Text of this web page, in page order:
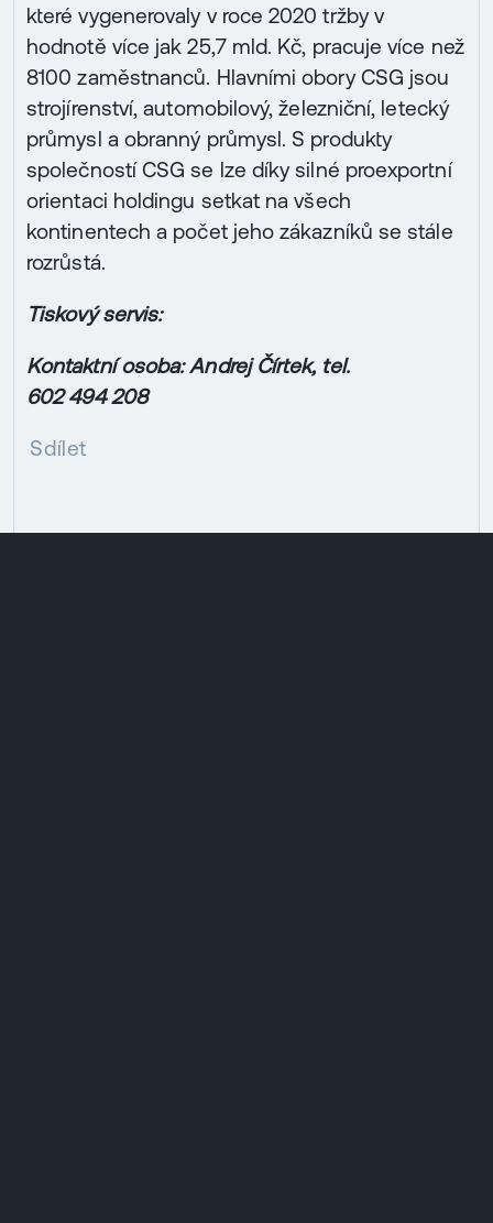
které vygenerovaly v roce 2020 tržby v
hodnotě více jak 25,7 mld. Kč, pracuje více než
8100 zaměstnanců. Hlavními obory CSG jsou
strojírenství, automobilový, železniční, letecký
průmysl a obranný průmysl. S produkty
společností CSG se lze díky silné proexportní
orientaci holdingu setkat na všech
kontinentech a počet jeho zákazníků se stále
rozrůstá.
Tiskový servis:
Kontaktní osoba: Andrej Čírtek, tel.
602 494 208
Sdílet